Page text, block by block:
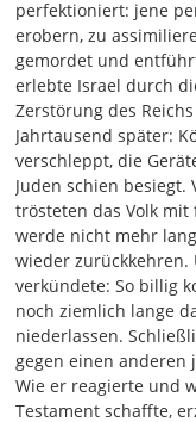
umzukehren. Ich
die handeln töricht,
kennen, das Recht
Großen gehen und
den Weg Jahwes,
gemeinsam das
Darum schlägt sie
überwältigt sie. Vor
02:04
lauert der Panther,
zerfleischt. Denn
wiegt ihre
das Bild einer
Trug durchdrungen
wenn die Leute
dabei bei Jahwe
perfektioniert: jene
erobern, zu
gemordet und
erlebte Israel durch
Zerstörung des
Jahrtausend später:
verschleppt, die
Juden schien besiegt.
trösteten das Volk
werde nicht mehr
wieder zurückkehren.
verkündete: So billig
noch ziemlich lange
niederlassen.
gegen einen anderen
Wie er reagierte und
Testament schaffte,